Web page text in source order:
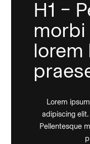
H1 –
lorem
Lorem
adipiscing
Pellentesque